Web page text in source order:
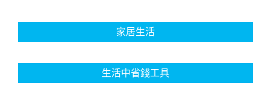
家居生活
生活中省錢工具